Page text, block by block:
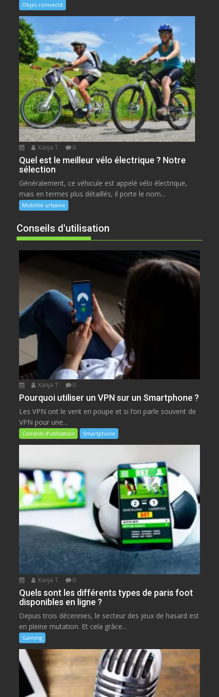
Objet connecté
Kanja T. 0
Quel est le meilleur vélo électrique ? Notre
sélection
Généralement, ce véhicule est appelé vélo électrique,
mais en termes plus détaillés, il porte le nom...
Mobilité urbaine
Conseils d'utilisation
Kanja T. 0
Pourquoi utiliser un VPN sur un Smartphone ?
Les VPN ont le vent en poupe et si l’on parle souvent de
VPN pour une...
Conseils d’utilisation Smartphone
Kanja T. 0
Quels sont les différents types de paris foot
disponibles en ligne ?
Depuis trois décennies, le secteur des jeux de hasard est
en pleine mutation. Et cela grâce...
Gaming